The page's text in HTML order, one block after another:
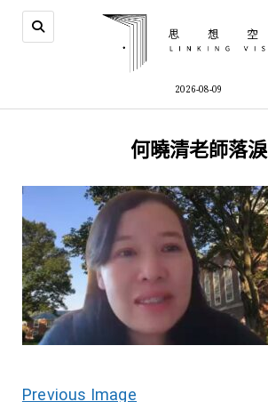
2026-08-09
何曉清老師落淚
Previous Image